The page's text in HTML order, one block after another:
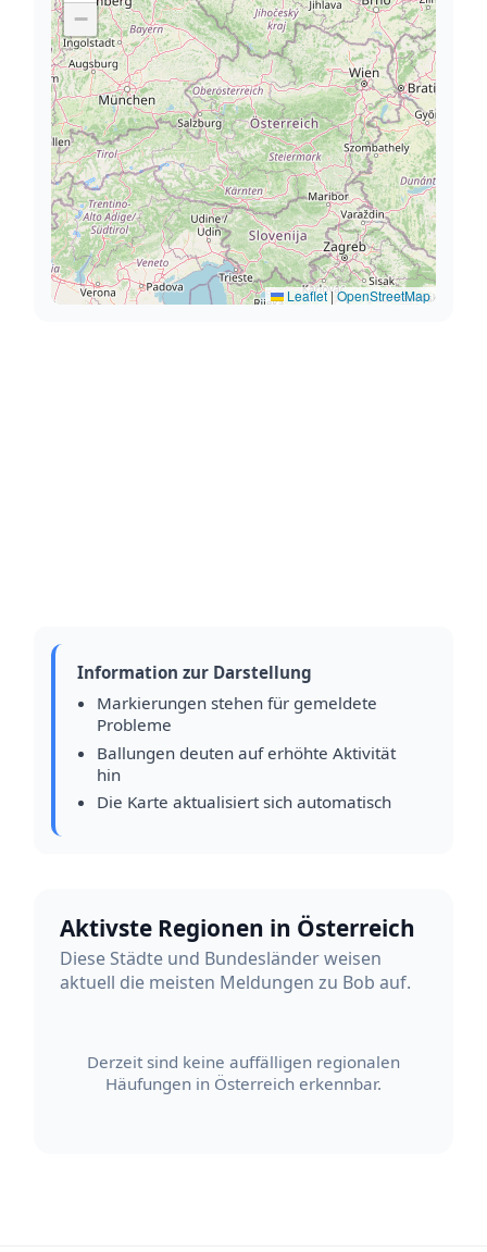
−
Leaflet| OpenStreetMap
Information zur Darstellung
Markierungen stehen für gemeldete
Probleme
Ballungen deuten auf erhöhte Aktivität
hin
Die Karte aktualisiert sich automatisch
Aktivste Regionen in Österreich
Diese Städte und Bundesländer weisen
aktuell die meisten Meldungen zu Bob auf.
Derzeit sind keine auffälligen regionalen
Häufungen in Österreich erkennbar.